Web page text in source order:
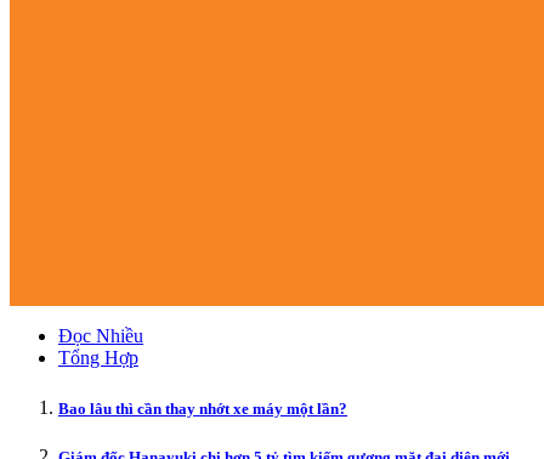
Đọc Nhiều
Tổng Hợp
Bao lâu thì cần thay nhớt xe máy một lần?